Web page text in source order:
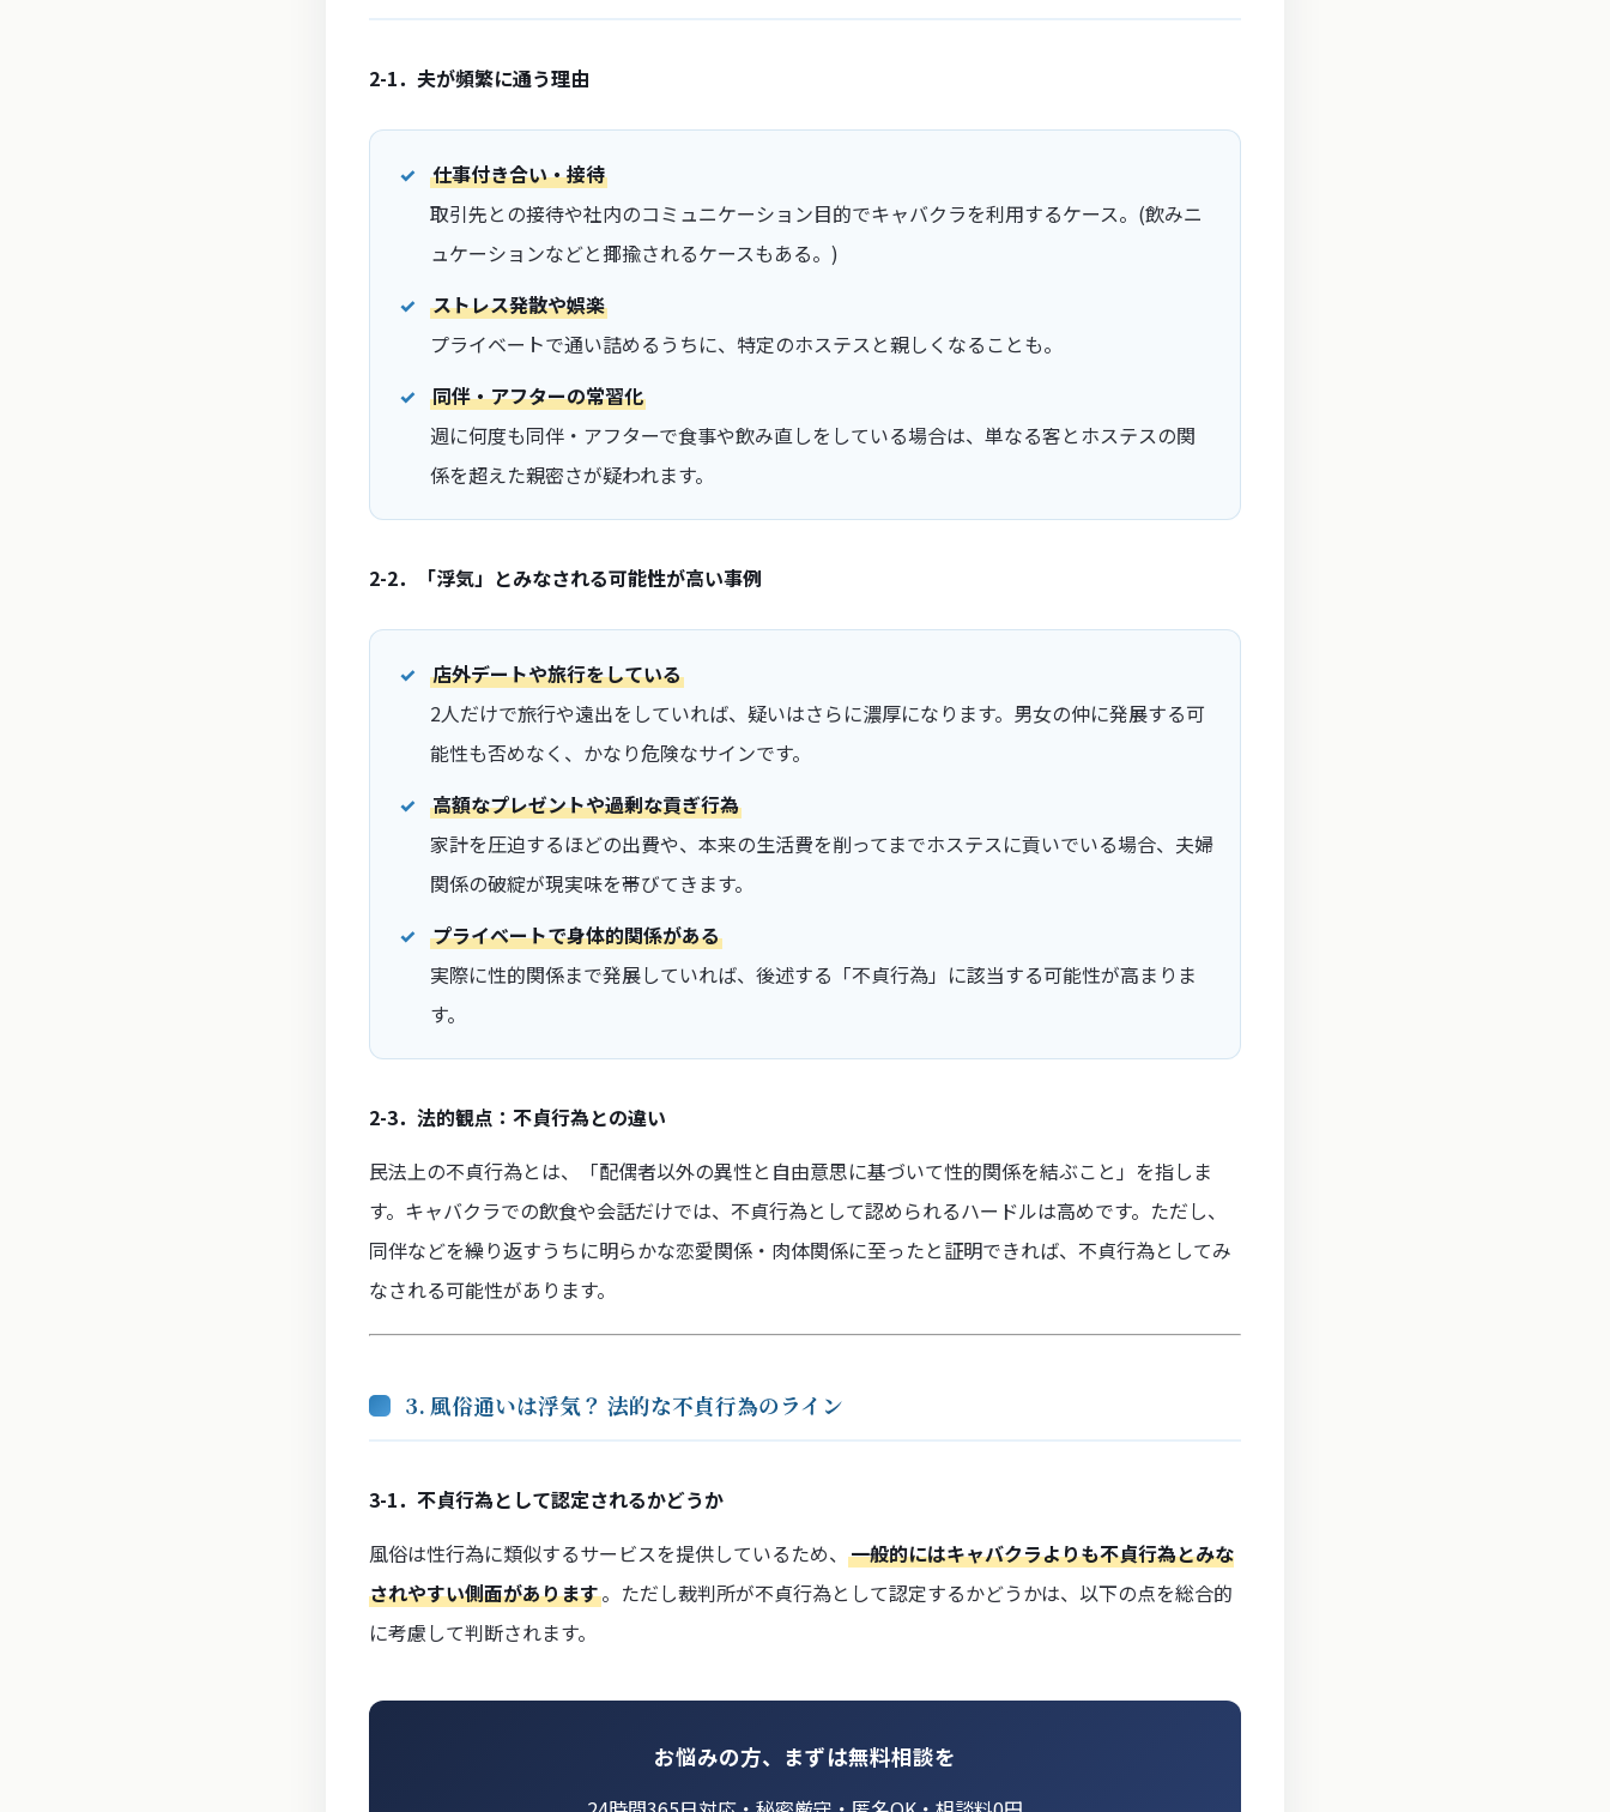
2-1．夫が頻繁に通う理由
仕事付き合い・接待
取引先との接待や社内のコミュニケーション目的でキャバクラを利用するケース。(飲みニ
ュケーションなどと揶揄されるケースもある。)
ストレス発散や娯楽
プライベートで通い詰めるうちに、特定のホステスと親しくなることも。
同伴・アフターの常習化
週に何度も同伴・アフターで食事や飲み直しをしている場合は、単なる客とホステスの関
係を超えた親密さが疑われます。
2-2．「浮気」とみなされる可能性が高い事例
店外デートや旅行をしている
2人だけで旅行や遠出をしていれば、疑いはさらに濃厚になります。男女の仲に発展する可
能性も否めなく、かなり危険なサインです。
高額なプレゼントや過剰な貢ぎ行為
家計を圧迫するほどの出費や、本来の生活費を削ってまでホステスに貢いでいる場合、夫婦
関係の破綻が現実味を帯びてきます。
プライベートで身体的関係がある
実際に性的関係まで発展していれば、後述する「不貞行為」に該当する可能性が高まりま
す。
2-3．法的観点：不貞行為との違い
民法上の不貞行為とは、「配偶者以外の異性と自由意思に基づいて性的関係を結ぶこと」を指しま
す。キャバクラでの飲食や会話だけでは、不貞行為として認められるハードルは高めです。ただし、
同伴などを繰り返すうちに明らかな恋愛関係・肉体関係に至ったと証明できれば、不貞行為としてみ
なされる可能性があります。
3. 風俗通いは浮気？ 法的な不貞行為のライン
3-1．不貞行為として認定されるかどうか
風俗は性行為に類似するサービスを提供しているため、 一般的にはキャバクラよりも不貞行為とみな
されやすい側面があります。ただし裁判所が不貞行為として認定するかどうかは、以下の点を総合的
に考慮して判断されます。
お悩みの方、まずは無料相談を